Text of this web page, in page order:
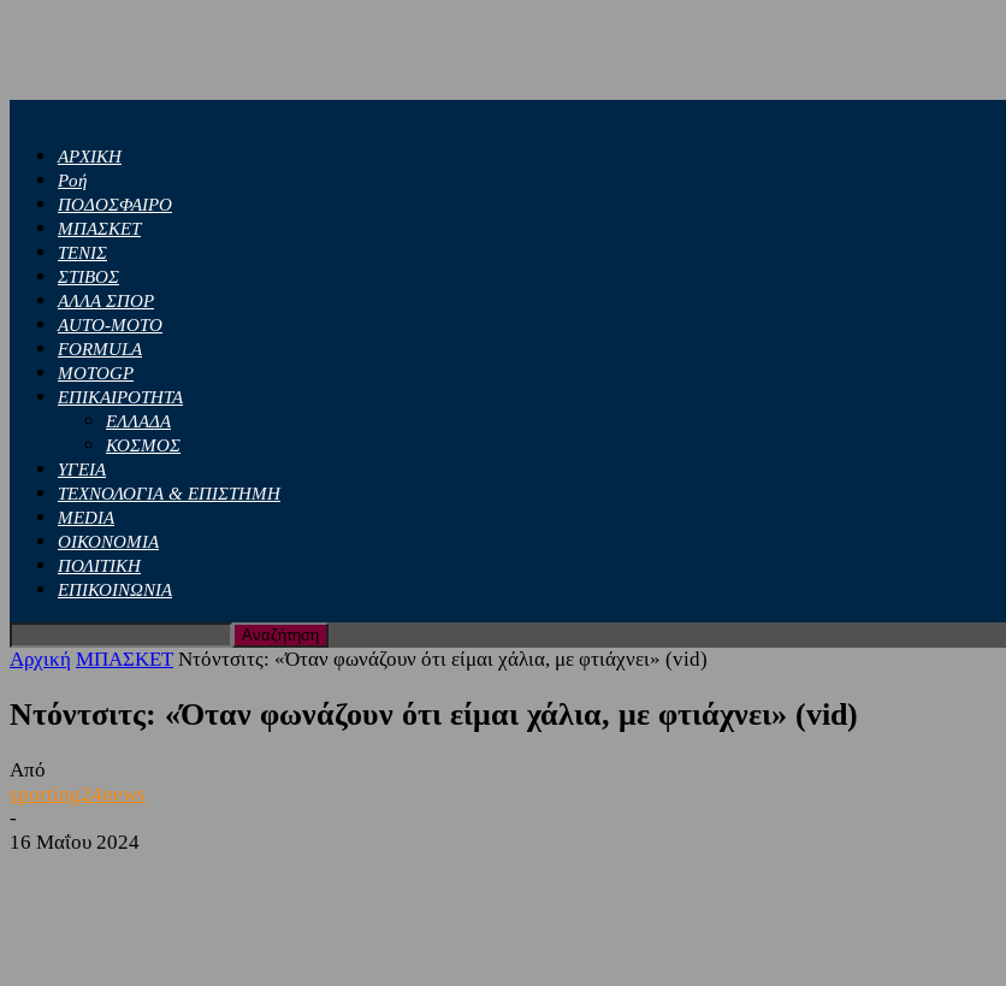
ΑΡΧΙΚΗ
Ροή
ΠΟΔΟΣΦΑΙΡΟ
ΜΠΑΣΚΕΤ
ΤΕΝΙΣ
ΣΤΙΒΟΣ
ΑΛΛΑ ΣΠΟΡ
AUTO-MOTO
FORMULA
MOTOGP
ΕΠΙΚΑΙΡΟΤΗΤΑ
ΕΛΛΑΔΑ
ΚΟΣΜΟΣ
ΥΓΕΙΑ
ΤΕΧΝΟΛΟΓΙΑ & ΕΠΙΣΤΗΜΗ
MEDIA
ΟΙΚΟΝΟΜΙΑ
ΠΟΛΙΤΙΚΗ
ΕΠΙΚΟΙΝΩΝΙΑ
Αρχική ΜΠΑΣΚΕΤ Ντόντσιτς: «Όταν φωνάζουν ότι είμαι χάλια, με φτιάχνει» (vid)
Ντόντσιτς: «Όταν φωνάζουν ότι είμαι χάλια, με φτιάχνει» (vid)
Από
sporting24news
-
16 Μαΐου 2024